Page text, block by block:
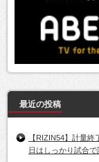
最近の投稿
【RIZIN54】計量
日はしっかり試合で